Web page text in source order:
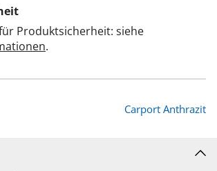
Produktsicherheit: siehe
.
Carport Anthrazit